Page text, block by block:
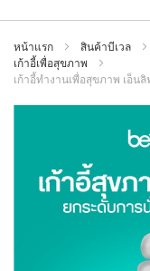
หน้าแรก สินค้าบีเวล
เก้าอี้เพื่อสุขภาพ
เก้าอี้ทำงานเพื่อสุขภาพ เอ็น